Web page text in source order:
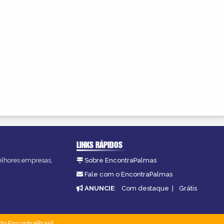
empresas,
LINKS RÁPIDOS
Sobre EncontraPalmas
Fale com o EncontraPalmas
ANUNCIE: Com destaque | Grátis